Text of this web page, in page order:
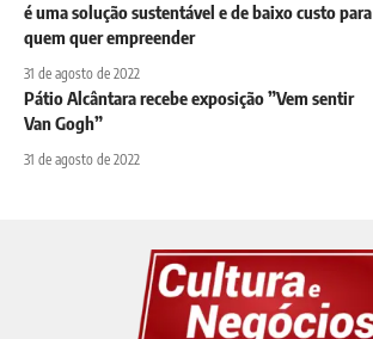
é uma solução sustentável e de baixo custo para
quem quer empreender
31 de agosto de 2022
Pátio Alcântara recebe exposição ”Vem sentir
Van Gogh”
31 de agosto de 2022